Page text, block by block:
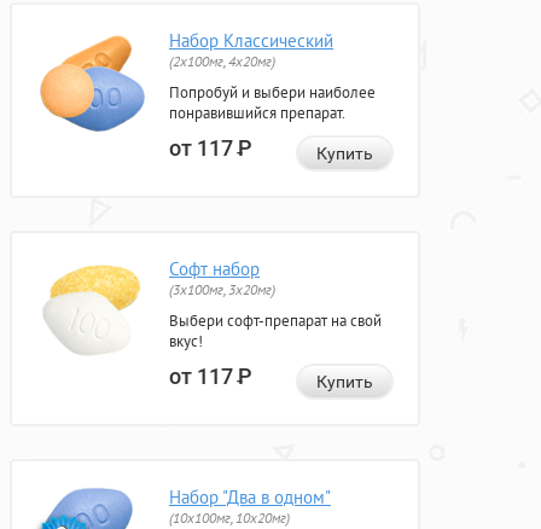
Набор Классический
(2x100мг, 4x20мг)
Попробуй и выбери наиболее
понравившийся препарат.
от 117Р Купить
Софт набор
(3x100мг, 3x20мг)
Выбери софт-препарат на свой
вкус!
от 117Р Купить
Набор "Два в одном"
(10x100мг, 10x20мг)